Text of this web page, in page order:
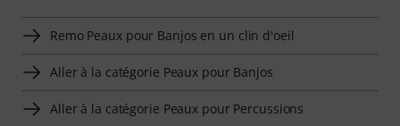
Remo Peaux pour Banjos en un clin d'oeil
Aller à la catégorie Peaux pour Banjos
Aller à la catégorie Peaux pour Percussions